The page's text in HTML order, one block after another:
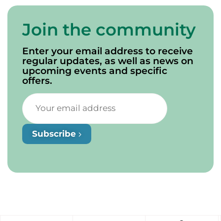
Join the community
Enter your email address to receive
regular updates, as well as news on
upcoming events and specific
offers.
Subscribe